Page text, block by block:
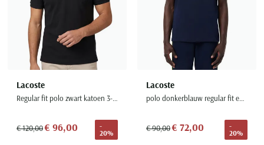
Lacoste
Regular fit polo zwart katoen 3-knoops
€ 120,00€ 96,00
-
20%
Lacoste
polo donkerblauw regular fit effen
€ 90,00€ 72,00
-
20%